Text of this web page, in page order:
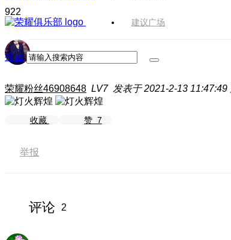
建议广场
搜索
922
荣耀粉丝46908648 LV7 发表于 2021-2-13 11:47:49
收藏 赞 7
举报
评论 2